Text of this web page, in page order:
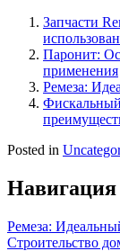
Запчасти
Паронит:
применения
Ремеза:
Posted in
Навигация
Ремеза:
Строительство